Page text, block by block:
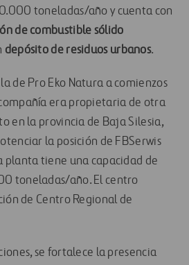
toneladas/año y cuenta con
de combustible sólido
depósito de residuos urbanos.
de Pro Eko Natura a comienzos
era propietaria de otra
en la provincia de Baja Silesia,
la posición de FBSerwis
planta tiene una capacidad de
toneladas/año. El centro
de Centro Regional de
se fortalece la presencia